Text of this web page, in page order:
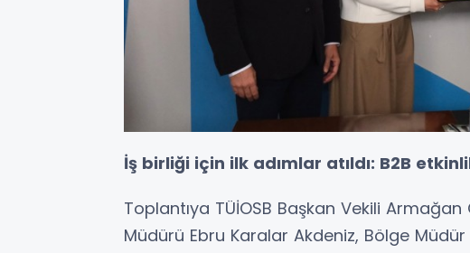
İş birliği için ilk adımlar atıldı: B2B
Toplantıya TÜİOSB Başkan Vekili Armağan
Müdürü Ebru Karalar Akdeniz, Bölge Müdür